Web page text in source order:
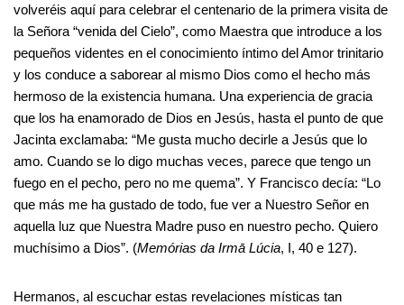
volveréis aquí para celebrar el centenario de la primera visita de
la Señora “venida del Cielo”, como Maestra que introduce a los
pequeños videntes en el conocimiento íntimo del Amor trinitario
y los conduce a saborear al mismo Dios como el hecho más
hermoso de la existencia humana. Una experiencia de gracia
que los ha enamorado de Dios en Jesús, hasta el punto de que
Jacinta exclamaba: “Me gusta mucho decirle a Jesús que lo
amo. Cuando se lo digo muchas veces, parece que tengo un
fuego en el pecho, pero no me quema”. Y Francisco decía: “Lo
que más me ha gustado de todo, fue ver a Nuestro Señor en
aquella luz que Nuestra Madre puso en nuestro pecho. Quiero
muchísimo a Dios”. (Memórias da Irmā Lúcia, I, 40 e 127).
Hermanos, al escuchar estas revelaciones místicas tan